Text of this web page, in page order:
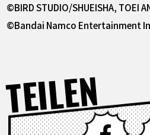
©BIRD STUDIO/SHUEISHA, TOEI
©Bandai Namco Entertainment
TEILEN